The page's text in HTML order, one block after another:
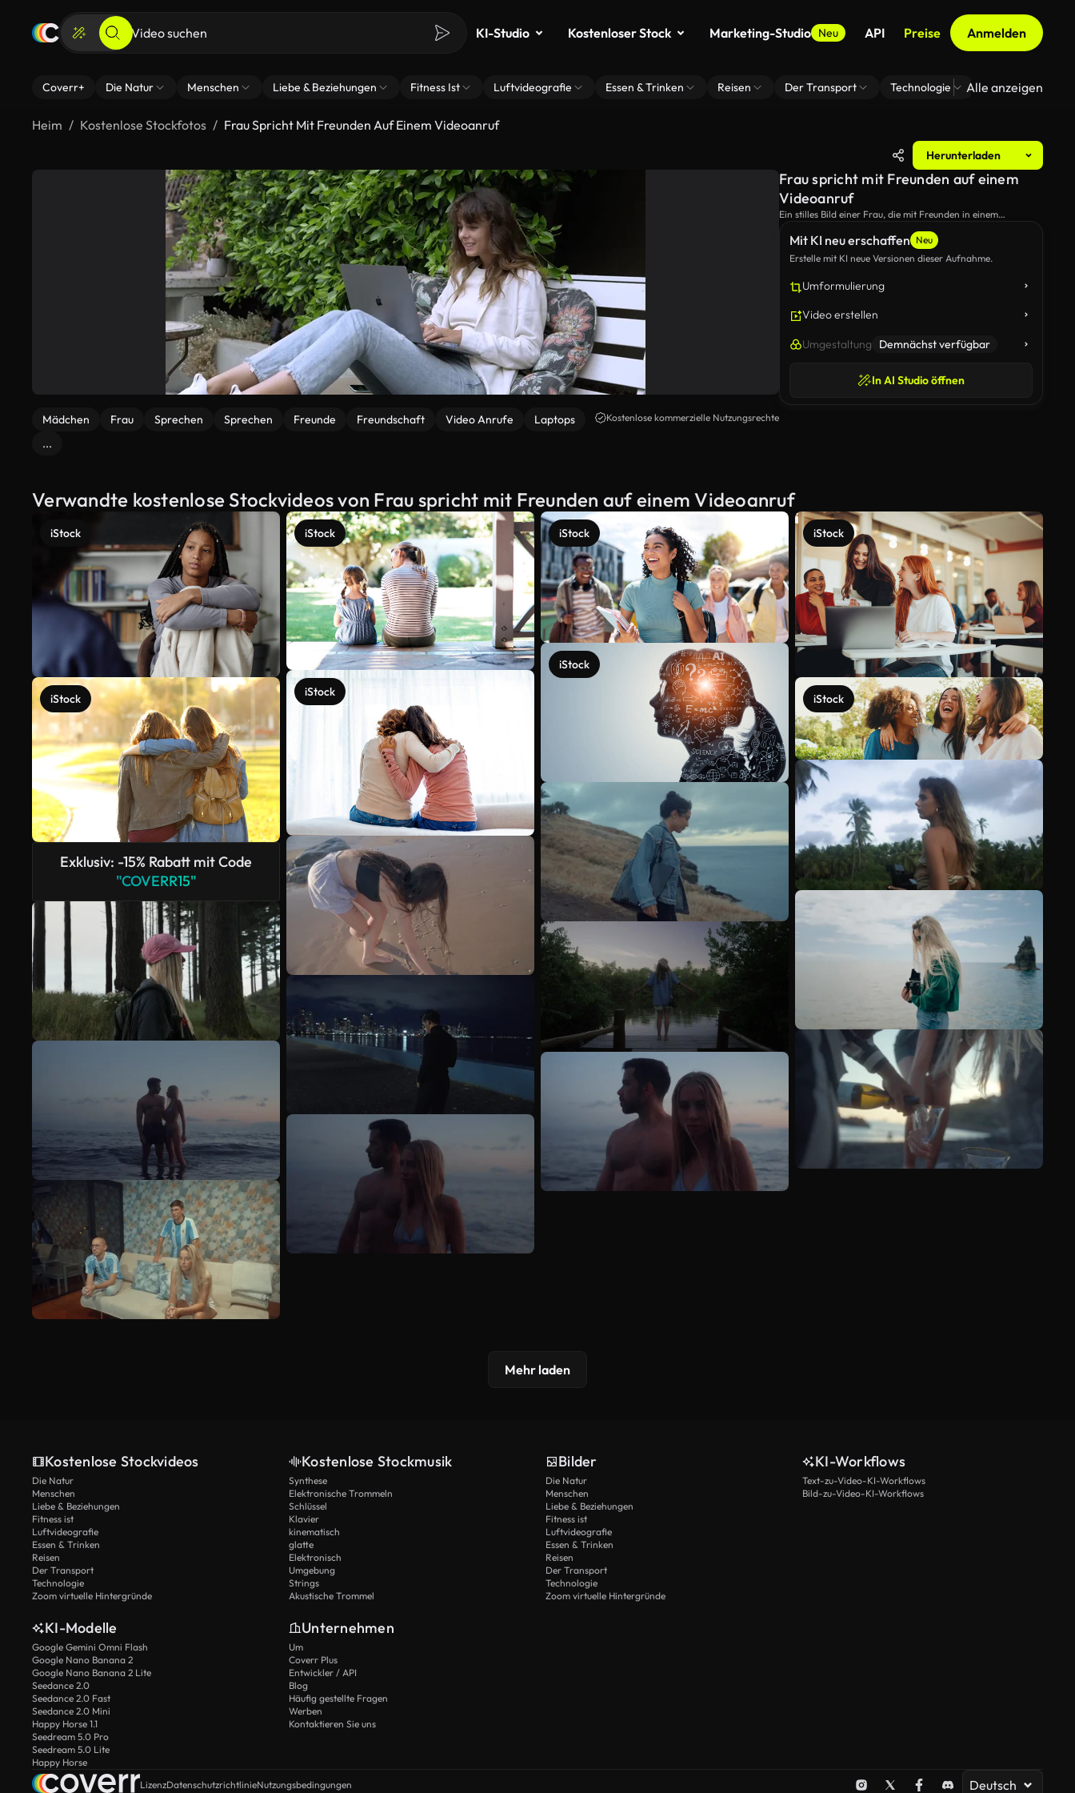
KI-Studio Kostenloser Stock Marketing-Studio Neu API Preise Anmelden
Coverr+ Die Natur Menschen Liebe & Beziehungen Fitness Ist Luftvideografie Essen & Trinken Reisen Der Transport Technologie Zoom Virtuelle
Alle anzeigen
Heim Kostenlose Stockfotos Frau Spricht Mit Freunden Auf Einem Videoanruf
Herunterladen
Mädchen Frau Sprechen Sprechen Freunde Freundschaft Video Anrufe
Laptops
...
Kostenlose kommerzielle Nutzungsrechte
Mit KI neu erschaffen Neu
Erstelle mit KI neue Versionen dieser Aufnahme.
Umformulierung
Video erstellen
Umgestaltung Demnächst verfügbar
In AI Studio öffnen
Frau spricht mit Freunden auf einem
Videoanruf
Ein stilles Bild einer Frau, die mit Freunden in einem
Verwandte kostenlose Stockvideos von Frau spricht mit Freunden auf einem Videoanruf
iStock
iStock
Exklusiv: -15% Rabatt mit Code
"COVERR15"
iStock
iStock
iStock
iStock
iStock
iStock
Mehr anzeigen
Mehr laden
Kostenlose Stockvideos
Die Natur
Menschen
Liebe & Beziehungen
Fitness ist
Luftvideografie
Essen & Trinken
Reisen
Der Transport
Technologie
Zoom virtuelle Hintergründe
Kostenlose Stockmusik
Synthese
Elektronische Trommeln
Schlüssel
Klavier
kinematisch
glatte
Elektronisch
Umgebung
Strings
Akustische Trommel
Bilder
Die Natur
Menschen
Liebe & Beziehungen
Fitness ist
Luftvideografie
Essen & Trinken
Reisen
Der Transport
Technologie
Zoom virtuelle Hintergründe
KI-Workflows
Text-zu-Video-KI-Workflows
Bild-zu-Video-KI-Workflows
KI-Modelle
Google Gemini Omni Flash
Google Nano Banana 2
Google Nano Banana 2 Lite
Seedance 2.0
Seedance 2.0 Fast
Seedance 2.0 Mini
Happy Horse 1.1
Seedream 5.0 Pro
Seedream 5.0 Lite
Happy Horse
Unternehmen
Um
Coverr Plus
Entwickler / API
Blog
Häufig gestellte Fragen
Werben
Kontaktieren Sie uns
LizenzDatenschutzrichtlinieNutzungsbedingungen Deutsch